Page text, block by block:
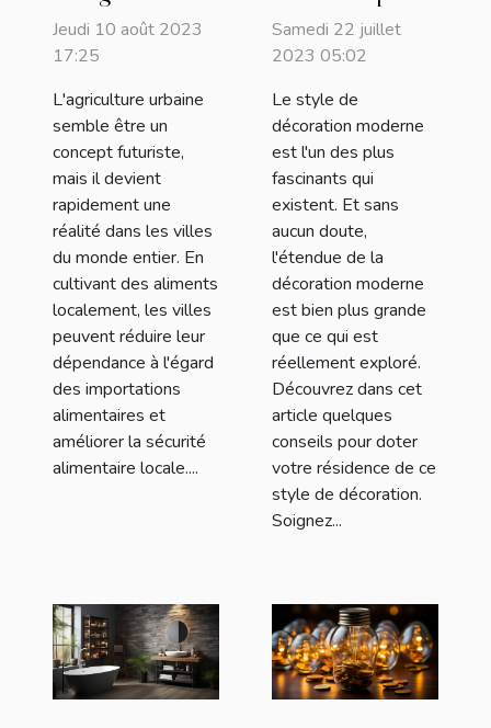
urbaine peut
contribuer à
l'autosuffisance
alimentaire
Jeudi 10 août 2023
17:25
L'agriculture urbaine
semble être un
concept futuriste,
mais il devient
rapidement une
réalité dans les villes
du monde entier. En
cultivant des aliments
localement, les villes
peuvent réduire leur
dépendance à l'égard
des importations
alimentaires et
améliorer la sécurité
alimentaire locale....
réaliser une
décoration
moderne chez
soi
Samedi 22 juillet
2023 05:02
Le style de
décoration moderne
est l'un des plus
fascinants qui
existent. Et sans
aucun doute,
l'étendue de la
décoration moderne
est bien plus grande
que ce qui est
réellement exploré.
Découvrez dans cet
article quelques
conseils pour doter
votre résidence de ce
style de décoration.
Soignez...